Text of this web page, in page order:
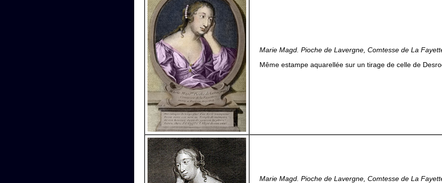
Marie Magd. Pioche de Lavergne, Comtesse de La
Même estampe aquarellée sur un tirage de celle de
Marie Magd. Pioche de Lavergne, Comtesse de La